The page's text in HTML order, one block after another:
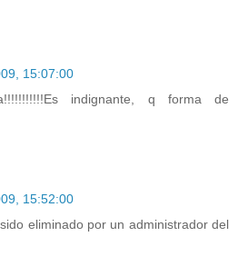
15:07:00
indignante, q forma de
15:52:00
eliminado por un administrador del